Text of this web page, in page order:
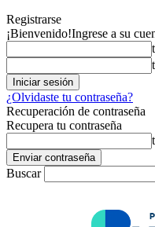
Registrarse
¡Bienvenido!Ingrese a su
¿Olvidaste tu contraseña?
Recuperación de contraseña
Recupera tu contraseña
Buscar